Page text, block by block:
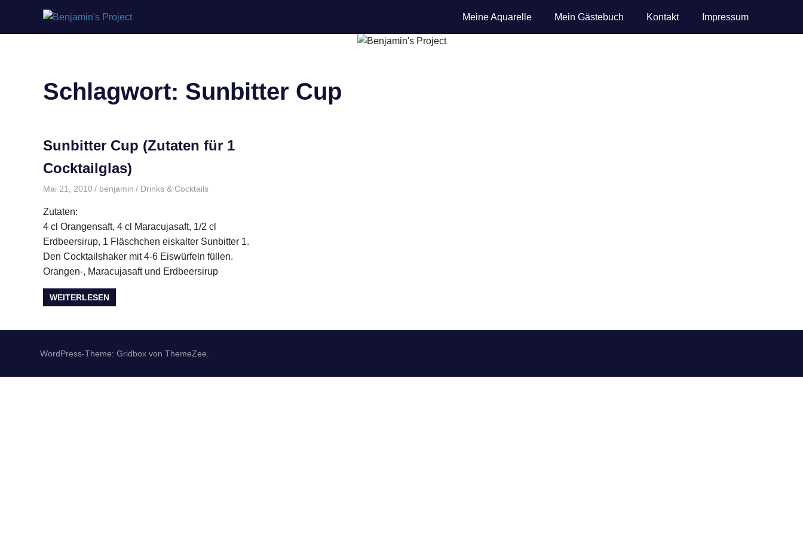
Meine Aquarelle Mein Gästebuch Kontakt Impressum
Schlagwort: Sunbitter Cup
Sunbitter Cup (Zutaten für 1
Cocktailglas)
Mai 21, 2010 benjamin Drinks & Cocktails
Zutaten:
4 cl Orangensaft, 4 cl Maracujasaft, 1/2 cl
Erdbeersirup, 1 Fläschchen eiskalter Sunbitter 1.
Den Cocktailshaker mit 4-6 Eiswürfeln füllen.
Orangen-, Maracujasaft und Erdbeersirup
WEITERLESEN
WordPress-Theme: Gridbox von ThemeZee.